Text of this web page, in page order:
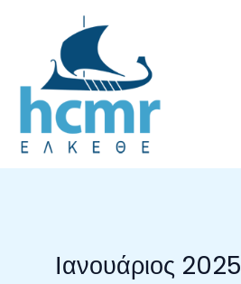
περιεχόμενο
Ιανουάριος 2025